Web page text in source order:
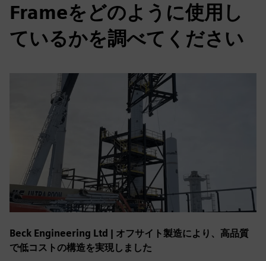
Frameをどのように使用し
ているかを調べてください
Beck Engineering Ltd | オフサイト製造により、高品質
で低コストの構造を実現しました